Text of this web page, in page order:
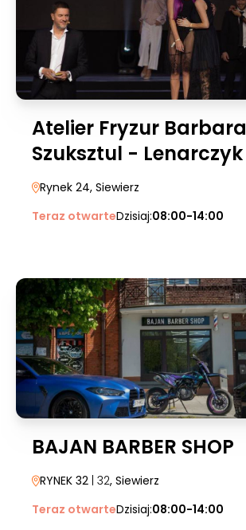
Atelier Fryzur Barbara
Szuksztul - Lenarczyk
Rynek 24, Siewierz
Teraz otwarteDzisiaj:08:00-14:00
BAJAN BARBER SHOP
RYNEK 32 | 32, Siewierz
Teraz otwarteDzisiaj:08:00-14:00